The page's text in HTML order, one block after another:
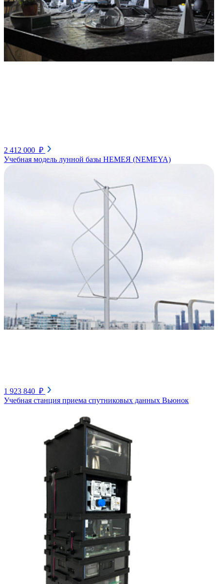
2 412 000 ₽
Учебная модель лунной базы НЕМЕЯ (NEMEYA)
1 923 840 ₽
Учебная станция приема спутниковых данных Вьюнок